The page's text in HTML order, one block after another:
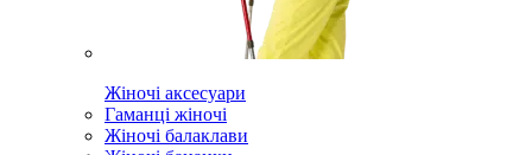
Жіночі аксесуари
Гаманці жіночі
Жіночі балаклави